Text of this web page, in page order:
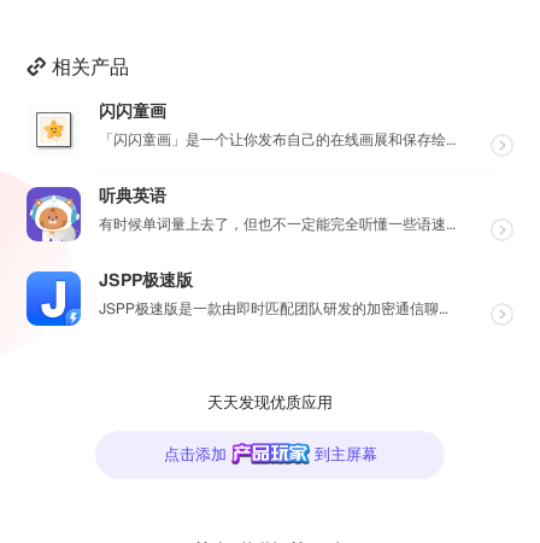
相关产品
闪闪童画
「闪闪童画」是一个让你发布自己的在线画展和保存绘画作品的工具。源自于对孩子画作的珍视，它可以将所有的...
听典英语
有时候单词量上去了，但也不一定能完全听懂一些语速较快的对话，这个时候就要花些时间在“听”这一个点上了...
JSPP极速版
JSPP极速版是一款由即时匹配团队研发的加密通信聊天软件，专为商务办公及社交交友设计。软件采用先进加...
天天发现优质应用
点击添加 到主屏幕